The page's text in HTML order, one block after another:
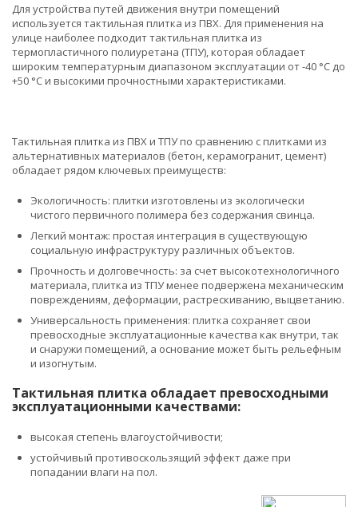
Для устройства путей движения внутри помещений
используется тактильная плитка из ПВХ. Для применения на
улице наиболее подходит тактильная плитка из
термопластичного полиуретана (ТПУ), которая обладает
широким температурным диапазоном эксплуатации от -40 °С до
+50 °С и высокими прочностными характеристиками.
Тактильная плитка из ПВХ и ТПУ по сравнению с плитками из
альтернативных материалов (бетон, керамогранит, цемент)
обладает рядом ключевых преимуществ:
Экологичность: плитки изготовлены из экологически
чистого первичного полимера без содержания свинца.
Легкий монтаж: простая интеграция в существующую
социальную инфраструктуру различных объектов.
Прочность и долговечность: за счет высокотехнологичного
материала, плитка из ТПУ менее подвержена механическим
повреждениям, деформации, растрескиванию, выцветанию.
Универсальность применения: плитка сохраняет свои
превосходные эксплуатационные качества как внутри, так
и снаружи помещений, а основание может быть рельефным
и изогнутым.
Тактильная плитка обладает превосходными
эксплуатационными качествами:
высокая степень влагоустойчивости;
устойчивый противоскользящий эффект даже при
попадании влаги на пол.